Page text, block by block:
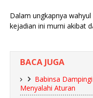
Dalam ungkapnya
kejadian ini murni akibat
BACA JUGA
Babinsa
Menyalahi Aturan